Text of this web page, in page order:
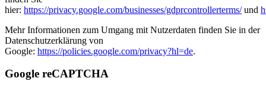
hier: https://privacy.google.com/businesses/gdprcontrollerterms/und
Mehr Informationen zum Umgang mit Nutzerdaten finden Sie in der
Datenschutzerklärung von
Google: https://policies.google.com/privacy?hl=de.
Google reCAPTCHA